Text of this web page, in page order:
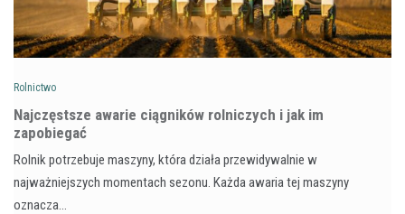
Rolnictwo
Najczęstsze awarie ciągników rolniczych i jak im
zapobiegać
Rolnik potrzebuje maszyny, która działa przewidywalnie w
najważniejszych momentach sezonu. Każda awaria tej maszyny
oznacza…